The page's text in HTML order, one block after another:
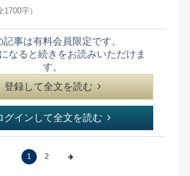
1700字）
記事は有料会員限定です。
なると続きをお読みいただけま
す。
登録して全文を読む
グインして全文を読む
1 2